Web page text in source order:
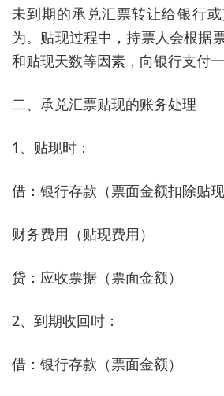
未到期的承兑汇票转让给银行
为。贴现过程中，持票人会根据
和贴现天数等因素，向银行支付一
二、承兑汇票贴现的账务处理
1、贴现时：
借：银行存款（票面金额扣除贴现
财务费用（贴现费用）
贷：应收票据（票面金额）
2、到期收回时：
借：银行存款（票面金额）